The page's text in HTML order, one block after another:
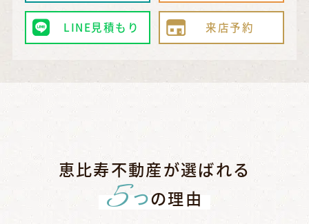
LINE見積もり 来店予約
恵比寿不動産が選ばれる
5つの理由